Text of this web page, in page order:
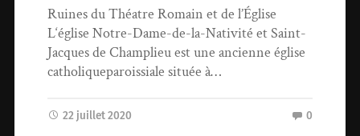
Ruines du Théatre Romain et de l’Église
L‘église Notre-Dame-de-la-Nativité et Saint-
Jacques de Champlieu est une ancienne église
catholiqueparoissiale située à…
22 juillet 2020 0